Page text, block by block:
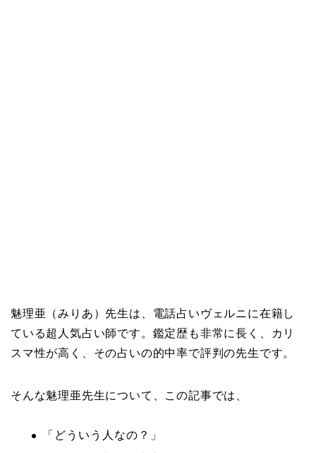
魅理亜（みりあ）先生は、電話占いヴェルニに在籍し
ている超人気占い師です。鑑定歴も非常に長く、カリ
スマ性が高く、その占いの的中率で評判の先生です。
そんな魅理亜先生について、この記事では、
「どういう人なの？」